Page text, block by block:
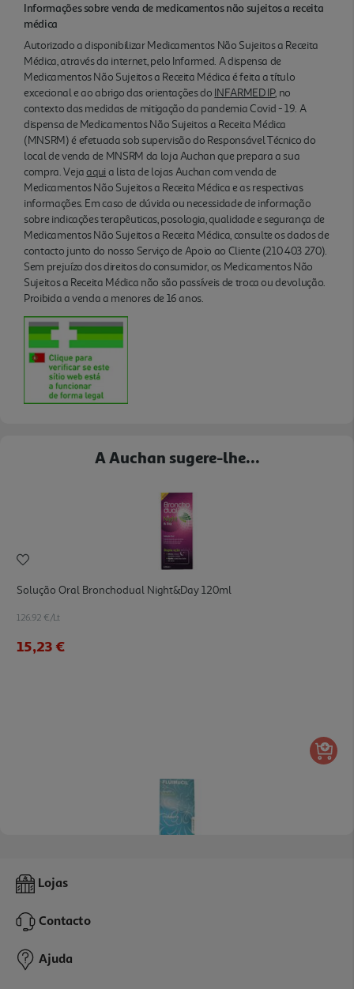
Informações sobre venda de medicamentos não sujeitos a receita
médica
Autorizado a disponibilizar Medicamentos Não Sujeitos a Receita
Médica, através da internet, pelo Infarmed. A dispensa de
Medicamentos Não Sujeitos a Receita Médica é feita a título
excecional e ao abrigo das orientações do INFARMED IP, no
contexto das medidas de mitigação da pandemia Covid - 19. A
dispensa de Medicamentos Não Sujeitos a Receita Médica
(MNSRM) é efetuada sob supervisão do Responsável Técnico do
local de venda de MNSRM da loja Auchan que prepara a sua
compra. Vejaaquia lista de lojas Auchan com venda de
Medicamentos Não Sujeitos a Receita Médica e as respectivas
informações. Em caso de dúvida ou necessidade de informação
sobre indicações terapêuticas, posologia, qualidade e segurança de
Medicamentos Não Sujeitos a Receita Médica, consulte os dados de
contacto junto do nosso Serviço de Apoio ao Cliente (210 403 270).
Sem prejuízo dos direitos do consumidor, os Medicamentos Não
Sujeitos a Receita Médica não são passíveis de troca ou devolução.
Proibida a venda a menores de 16 anos.
A Auchan sugere-lhe...
Solução Oral Bronchodual Night&day 120ml
126.92 €/Lt
15,23 €
Solução Fluimucil Oral 20mg/ml 200ml
7,39 €
Lojas
Contacto
Ajuda